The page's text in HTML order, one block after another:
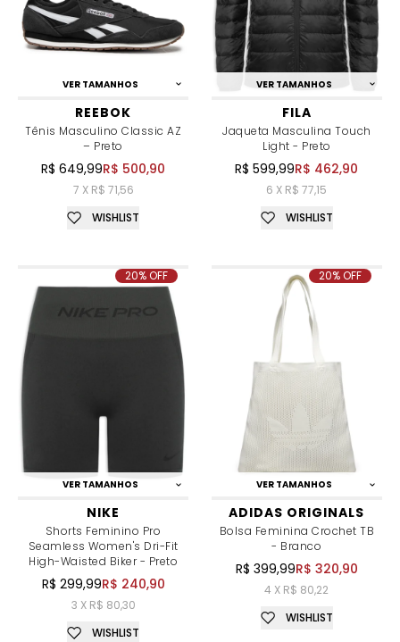
VER TAMANHOS
REEBOK
Tênis Masculino Classic AZ
– Preto
R$ 649,99R$ 500,90
7 X R$ 71,56
WISHLIST
VER TAMANHOS
FILA
Jaqueta Masculina Touch
Light - Preto
R$ 599,99R$ 462,90
6 X R$ 77,15
WISHLIST
VER TAMANHOS
NIKE
Shorts Feminino Pro
Seamless Women's Dri-Fit
High-Waisted Biker - Preto
R$ 299,99R$ 240,90
3 X R$ 80,30
20% OFF
WISHLIST
VER TAMANHOS
ADIDAS ORIGINALS
Bolsa Feminina Crochet TB
- Branco
R$ 399,99R$ 320,90
4 X R$ 80,22
20% OFF
WISHLIST